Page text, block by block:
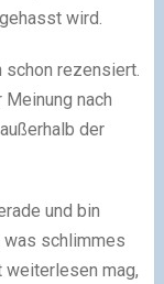
wird.
schon rezensiert.
nach
der
und bin
schlimmes
mag,